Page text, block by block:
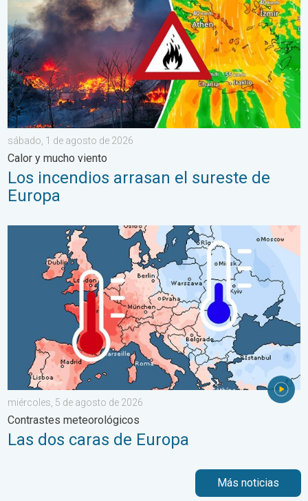
sábado, 1 de agosto de 2026
Calor y mucho viento
Los incendios arrasan el sureste de
Europa
Las dos caras de Europa. Contrastes meteorológicos. . .
miércoles, 5 de agosto de 2026
Contrastes meteorológicos
Las dos caras de Europa
Más noticias